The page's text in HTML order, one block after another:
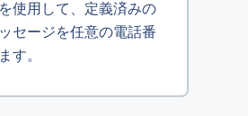
使用して、定義済みの
セージを任意の電話番
す。